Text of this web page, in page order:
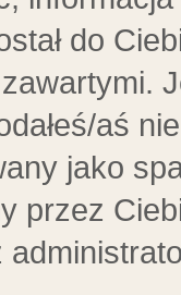
do
aś
jako
przez